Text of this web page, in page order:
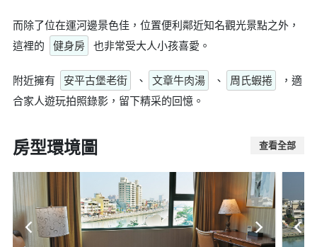
而除了位在運河邊景色佳，位置便利鄰近知名觀光景點之外，
這裡的
健身房 也非常受大人小孩喜愛。
附近擁有 安平古堡老街 、 文章牛肉湯 、 周氏蝦捲
，適
合家人遊玩拍照錄影，留下精采的回憶。
房型環境圖 查看全部